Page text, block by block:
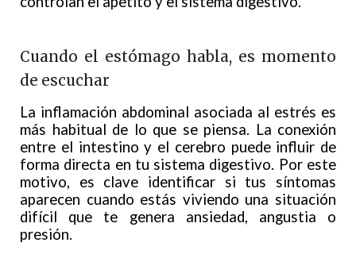
Cuando el estómago habla, es momento
de escuchar
La inflamación abdominal asociada al estrés es
más habitual de lo que se piensa. La conexión
entre el intestino y el cerebro puede influir de
forma directa en tu sistema digestivo. Por este
motivo, es clave identificar si tus síntomas
aparecen cuando estás viviendo una situación
difícil que te genera ansiedad, angustia o
presión.